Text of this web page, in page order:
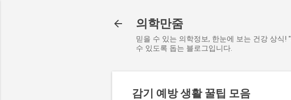
의학만줌
믿을 수 있는 의학정보, 한눈에 보는 건강 상식
수 있도록 돕는 블로그입니다.
감기 예방 생활 꿀팁 모음